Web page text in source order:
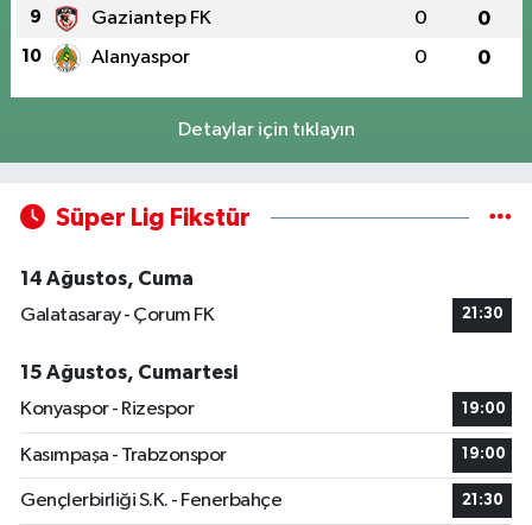
9 Gaziantep FK 0 0
10 Alanyaspor 0 0
Detaylar için tıklayın
Süper Lig Fikstür
14 Ağustos, Cuma
Galatasaray - Çorum FK
21:30
15 Ağustos, Cumartesi
Konyaspor - Rizespor
19:00
Kasımpaşa - Trabzonspor 19:00
Gençlerbirliği S.K. - Fenerbahçe 21:30